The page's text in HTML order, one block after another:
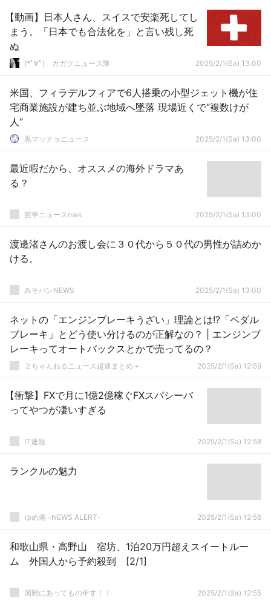
【動画】日本人さん、スイスで安楽死してし
まう。「日本でも合法化を」と言い残し死
ぬ
(*ﾟ∀ﾟ)ゞカガクニュース隊 2025/2/1(Sa) 13:00
米国、フィラデルフィアで6人搭乗の小型ジェット機が住
宅商業施設が建ち並ぶ地域へ墜落 現場近くで“複数けが
人”
黒マッチョニュース 2025/2/1(Sa) 13:00
最近暇だから、オススメの海外ドラマあ
る？
哲学ニュースnwk 2025/2/1(Sa) 13:00
渡邊渚さんのお渡し会に３０代から５０代の男性が詰めか
ける。
みそパンNEWS 2025/2/1(Sa) 13:00
ネットの「エンジンブレーキうざい」理論とは!?「ペダル
ブレーキ」とどう使い分けるのが正解なの？ | エンジンブ
レーキってオートバックスとかで売ってるの？
２ちゃんねるニュース超速まとめ＋ 2025/2/1(Sa) 12:59
【衝撃】FXで月に1億2億稼ぐFXスパシーバ
ってやつが凄いすぎる
IT速報 2025/2/1(Sa) 12:58
ランクルの魅力
ゆめ痛 -NEWS ALERT- 2025/2/1(Sa) 12:56
和歌山県・高野山 宿坊、1泊20万円超えスイートルー
ム 外国人から予約殺到 [2/1]
国難にあってもの申す！！ 2025/2/1(Sa) 12:55